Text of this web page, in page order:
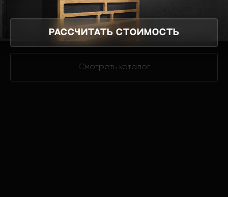
Рассчитать стоимость
Смотреть каталог